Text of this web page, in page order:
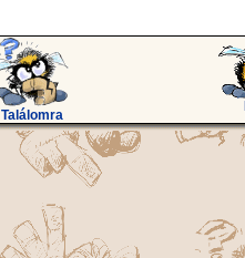
Találomra